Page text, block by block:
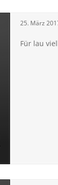
25. März
Für lau